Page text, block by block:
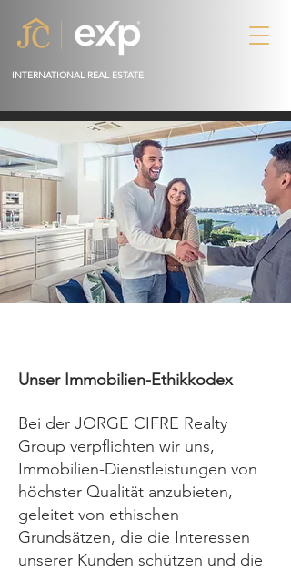
INTERNATIONAL REAL ESTATE
Unser Immobilien-Ethikkodex
Bei der JORGE CIFRE Realty
Group verpflichten wir uns,
Immobilien-Dienstleistungen von
höchster Qualität anzubieten,
geleitet von ethischen
Grundsätzen, die die Interessen
unserer Kunden schützen und die